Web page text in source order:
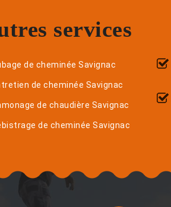
services
de cheminée Savignac
de cheminée Savignac
de chaudière Savignac
de cheminée Savignac